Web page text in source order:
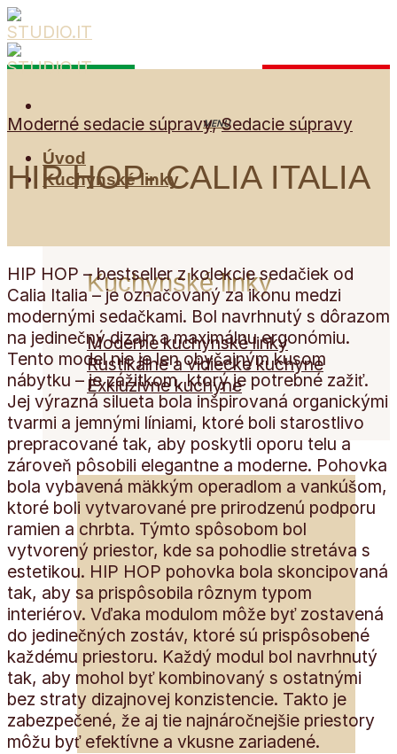
Skip
to
content
Úvod
Kuchynské linky
Kuchynské linky
Moderné kuchynské linky
Rustikálne a vidiecke kuchyne
Exkluzívne kuchyne
Moderné sedacie súpravy,Sedacie súpravy
HIP HOP- CALIA ITALIA
HIP HOP – bestseller z kolekcie sedačiek od
Calia Italia – je označovaný za ikonu medzi
modernými sedačkami. Bol navrhnutý s dôrazom
na jedinečný dizajn a maximálnu ergonómiu.
Tento model nie je len obyčajným kusom
nábytku – je zážitkom, ktorý je potrebné zažiť.
Jej výrazná silueta bola inšpirovaná organickými
tvarmi a jemnými líniami, ktoré boli starostlivo
prepracované tak, aby poskytli oporu telu a
zároveň pôsobili elegantne a moderne. Pohovka
bola vybavená mäkkým operadlom a vankúšom,
ktoré boli vytvarované pre prirodzenú podporu
ramien a chrbta. Týmto spôsobom bol
vytvorený priestor, kde sa pohodlie stretáva s
estetikou. HIP HOP pohovka bola skoncipovaná
tak, aby sa prispôsobila rôznym typom
interiérov. Vďaka modulom môže byť zostavená
do jedinečných zostáv, ktoré sú prispôsobené
každému priestoru. Každý modul bol navrhnutý
tak, aby mohol byť kombinovaný s ostatnými
bez straty dizajnovej konzistencie. Takto je
zabezpečené, že aj tie najnáročnejšie priestory
môžu byť efektívne a vkusne zariadené.